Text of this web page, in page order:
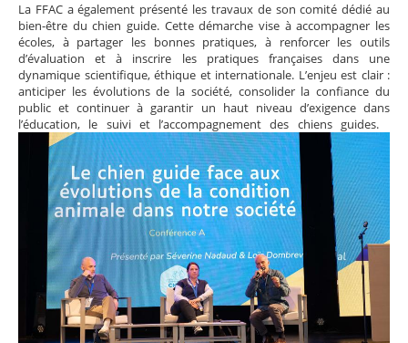
La FFAC a également présenté les travaux de son comité dédié au
bien-être du chien guide. Cette démarche vise à accompagner les
écoles, à partager les bonnes pratiques, à renforcer les outils
d’évaluation et à inscrire les pratiques françaises dans une
dynamique scientifique, éthique et internationale. L’enjeu est clair :
anticiper les évolutions de la société, consolider la confiance du
public et continuer à garantir un haut niveau d’exigence dans
l’éducation, le suivi et l’accompagnement des chiens guides.